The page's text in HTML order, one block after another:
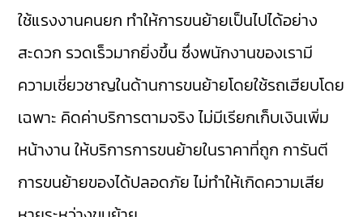
ใช้แรงงานคนยก ทำให้การขนย้ายเป็นไปได้อย่าง
สะดวก รวดเร็วมากยิ่งขึ้น ซึ่งพนักงานของเรามี
ความเชี่ยวชาญในด้านการขนย้ายโดยใช้รถเฮียบโดย
เฉพาะ คิดค่าบริการตามจริง ไม่มีเรียกเก็บเงินเพิ่ม
หน้างาน ให้บริการการขนย้ายในราคาที่ถูก การันตี
การขนย้ายของได้ปลอดภัย ไม่ทำให้เกิดความเสีย